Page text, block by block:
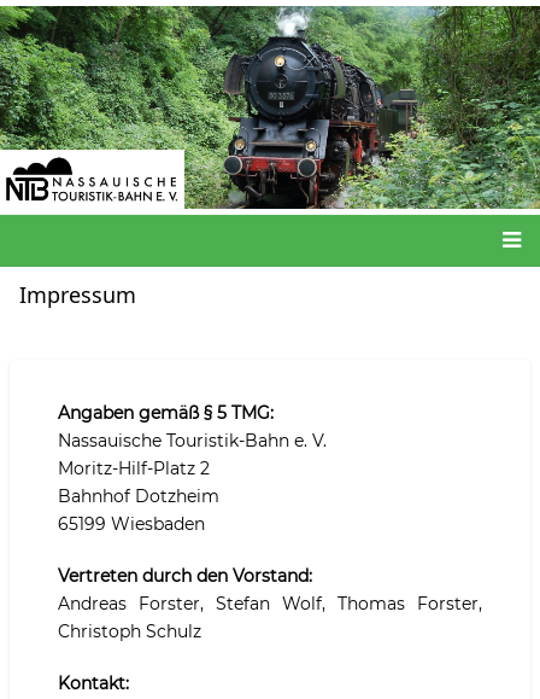
Direkt
zum
Inhalt
Hauptnavigation
Impressum
Angaben gemäß § 5 TMG:
Nassauische Touristik-Bahn e. V.
Moritz-Hilf-Platz 2
Bahnhof Dotzheim
65199 Wiesbaden
Vertreten durch den Vorstand:
Andreas Forster, Stefan Wolf, Thomas Forster,
Christoph Schulz
Kontakt: